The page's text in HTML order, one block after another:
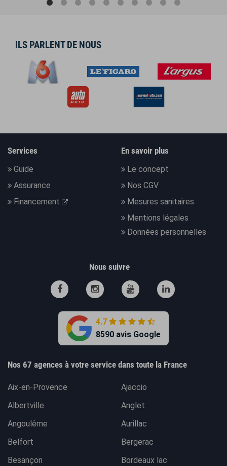
ILS PARLENT DE NOUS
Services
Guide
Assurance
Financement
En savoir plus
Le concept
Nos CGV
Mesures sanitaires
Mentions légales
Données personnelles
Nous suivre
4.7
8590 avis Google
Nos 67 agences à votre service dans toute la France
Aix-en-Provence
Ajaccio
Albertville
Anglet
Angoulême
Aurillac
Belfort
Bergerac
Besançon
Bordeaux lac